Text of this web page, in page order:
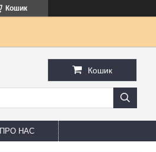
Кошик
Кошик
ПРО НАС